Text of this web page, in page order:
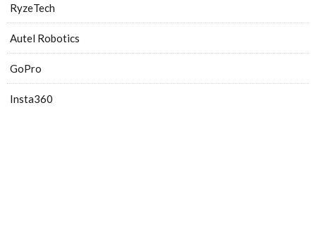
RyzeTech
Autel Robotics
GoPro
Insta360